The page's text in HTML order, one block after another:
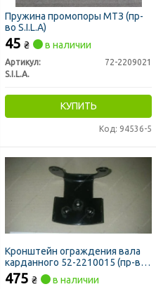
Пружина промопоры МТЗ (пр-
во S.I.L.A)
45 ₴ в наличии
Артикул:
72-2209021
S.I.L.A.
КУПИТЬ
Код: 94536-5
Кронштейн ограждения вала
карданного 52-2210015 (пр-во
МТЗ)
475 ₴ в наличии